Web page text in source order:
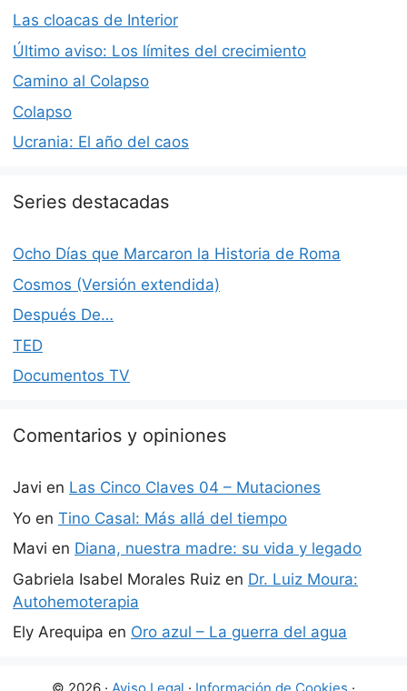
Las cloacas de Interior
Último aviso: Los límites del crecimiento
Camino al Colapso
Colapso
Ucrania: El año del caos
Series destacadas
Ocho Días que Marcaron la Historia de Roma
Cosmos (Versión extendida)
Después De…
TED
Documentos TV
Comentarios y opiniones
Javi en Las Cinco Claves 04 – Mutaciones
Yo en Tino Casal: Más allá del tiempo
Mavi en Diana, nuestra madre: su vida y legado
Gabriela Isabel Morales Ruiz en Dr. Luiz Moura:
Autohemoterapia
Ely Arequipa en Oro azul – La guerra del agua